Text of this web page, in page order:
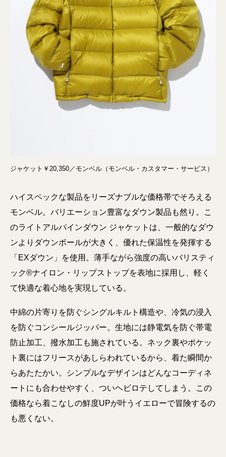
ジャケット￥20,350／モンベル（モンベル・カスタマー・サービス）
ハイスペックな製品をリーズナブルな価格帯でそろえる
モンベル。バリエーション豊富なダウン製品も然り。こ
のライトアルパインダウン ジャケットは、一般的なダウ
ンよりダウンボールが大きく、優れた保温性を発揮する
「EXダウン」を使用。薄手ながら強度の高いバリスティ
ック®ナイロン・リップストップを表地に採用し、軽く
て快適な着心地を実現している。
中綿の片寄りを防ぐシングルキルト構造や、冷気の浸入
を防ぐコンシールジッパー。生地には静電気を防ぐ帯電
防止加工、撥水加工も施されている。ネック裏やポケッ
ト裏にはフリースがあしらわれているから、着た瞬間か
らあたたかい。シンプルなデザインはどんなコーディネ
ートにも合わせやすく、ついヘビロテしてしまう。この
価格なら着こなしの鮮度UPが叶うイエローで冒険するの
も悪くない。